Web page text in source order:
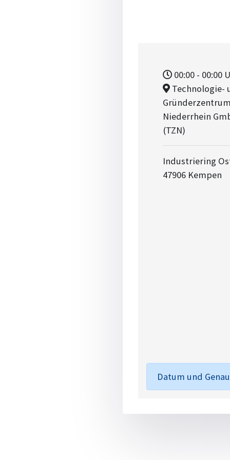
00:00 - 00:00
Technologie-
Gründerzentrum
Niederrhein
(TZN)
Industriering
47906 Kempen
Datum und